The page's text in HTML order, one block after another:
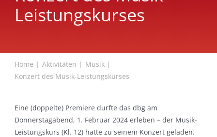
Leistungskurses
Home Aktivitäten
Musik
Konzert des Musik-Leistungskurses
Eine (doppelte) Premiere durfte das dbg am
Donnerstagabend, 1. Februar 2024 erleben – der Musik-
Leistungskurs (Kl. 12) hatte zu seinem Konzert geladen.